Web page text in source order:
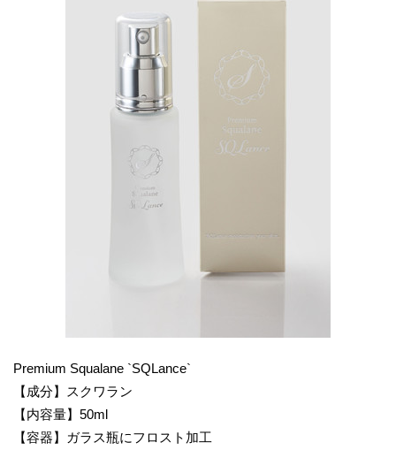
Premium Squalane `SQLance`
【成分】スクワラン
【内容量】50ml
【容器】ガラス瓶にフロスト加工